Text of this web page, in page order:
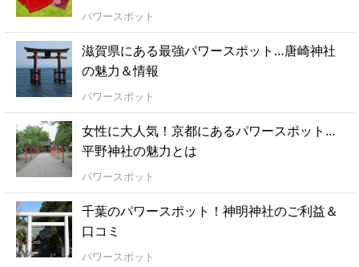
パワースポット
滋賀県にある最強パワースポット…唐崎神社
の魅力＆情報
パワースポット
女性に大人気！京都にあるパワースポット…
平野神社の魅力とは
パワースポット
千葉のパワースポット！神明神社のご利益＆
口コミ
パワースポット